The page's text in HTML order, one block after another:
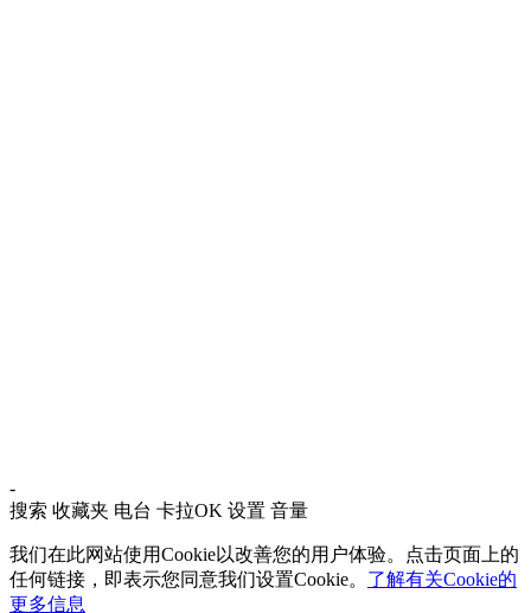
-
搜索 收藏夹 电台 卡拉OK 设置 音量
我们在此网站使用Cookie以改善您的用户体验。点击页面上的
任何链接，即表示您同意我们设置Cookie。 了解有关Cookie的
更多信息